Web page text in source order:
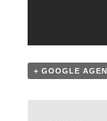
+ GOOGLE